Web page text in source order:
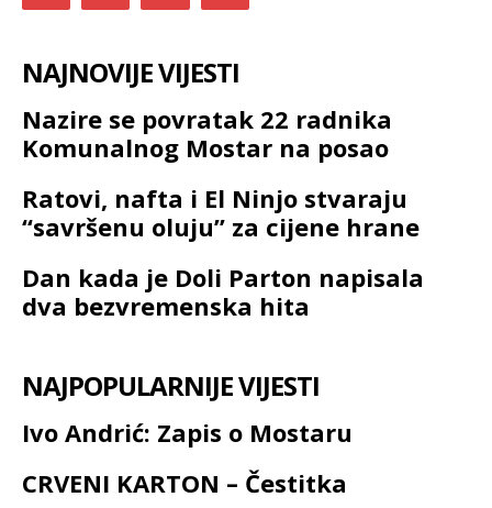
NAJNOVIJE VIJESTI
Nazire se povratak 22 radnika
Komunalnog Mostar na posao
Ratovi, nafta i El Ninjo stvaraju
“savršenu oluju” za cijene hrane
Dan kada je Doli Parton napisala
dva bezvremenska hita
NAJPOPULARNIJE VIJESTI
Ivo Andrić: Zapis o Mostaru
CRVENI KARTON – Čestitka